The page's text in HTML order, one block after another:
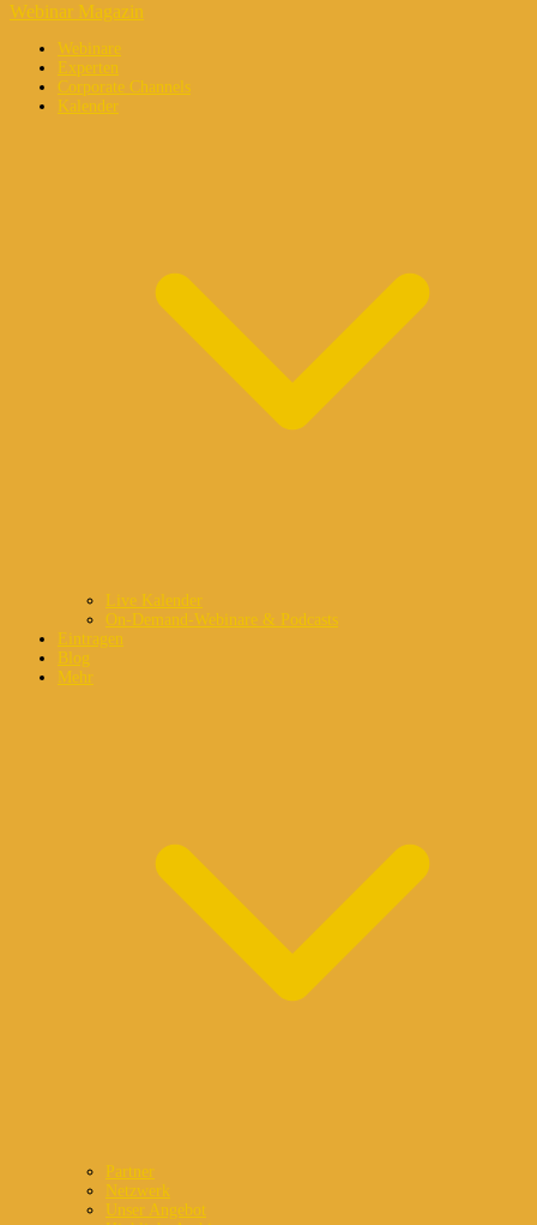
Webinar Magazin
Webinare
Experten
Corporate Channels
Kalender
Live Kalender
On-Demand-Webinare & Podcasts
Eintragen
Blog
Mehr
Partner
Netzwerk
Unser Angebot